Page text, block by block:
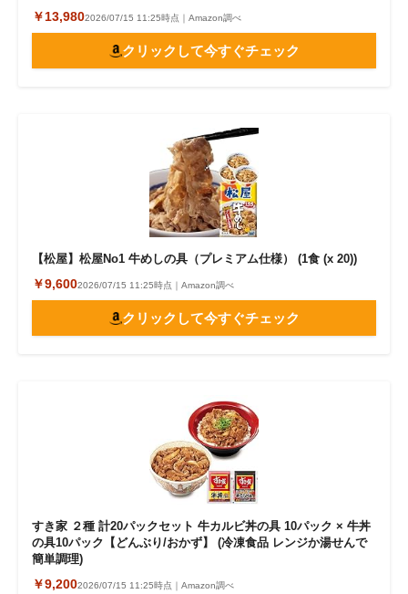
￥13,9802026/07/15 11:25時点｜Amazon調べ
クリックして今すぐチェック
【松屋】松屋No1 牛めしの具（プレミアム仕様） (1食 (x 20))
￥9,6002026/07/15 11:25時点｜Amazon調べ
クリックして今すぐチェック
すき家 ２種 計20パックセット 牛カルビ丼の具 10パック × 牛丼
の具10パック【どんぶり/おかず】 (冷凍食品 レンジか湯せんで
簡単調理)
￥9,2002026/07/15 11:25時点｜Amazon調べ